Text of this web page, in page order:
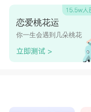
恋爱桃花运
你一生会遇到几朵桃花